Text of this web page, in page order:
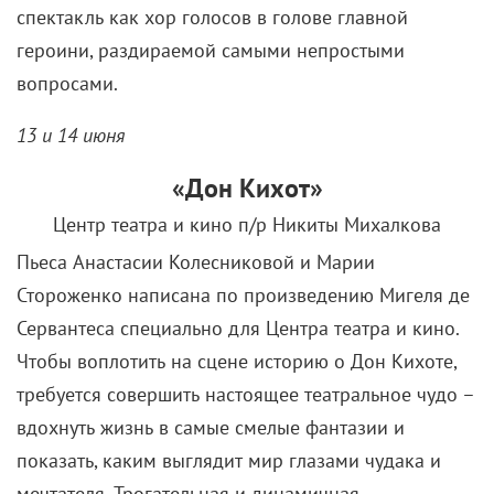
спектакль как хор голосов в голове главной
героини, раздираемой самыми непростыми
вопросами.
13 и 14 июня
«Дон Кихот»
Центр театра и кино п/р Никиты Михалкова
Пьеса Анастасии Колесниковой и Марии
Стороженко написана по произведению Мигеля де
Сервантеса специально для Центра театра и кино.
Чтобы воплотить на сцене историю о Дон Кихоте,
требуется совершить настоящее театральное чудо –
вдохнуть жизнь в самые смелые фантазии и
показать, каким выглядит мир глазами чудака и